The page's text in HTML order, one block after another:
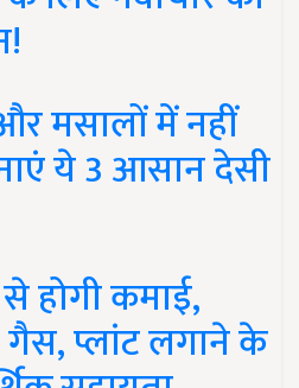
मसालों में नहीं
ये 3 आसान देसी
होगी कमाई,
प्लांट लगाने के